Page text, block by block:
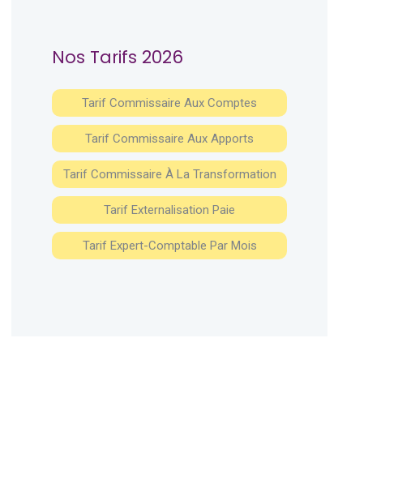
Nos Tarifs 2026
Tarif Commissaire Aux Comptes
Tarif Commissaire Aux Apports
Tarif Commissaire À La Transformation
Tarif Externalisation Paie
Tarif Expert-Comptable Par Mois